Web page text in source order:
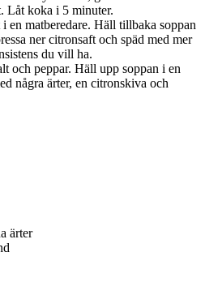
Låt koka i 5 minuter.
en matberedare. Häll tillbaka soppan
ner citronsaft och späd med mer
du vill ha.
och peppar. Häll upp soppan i en
några ärter, en citronskiva och
ärter